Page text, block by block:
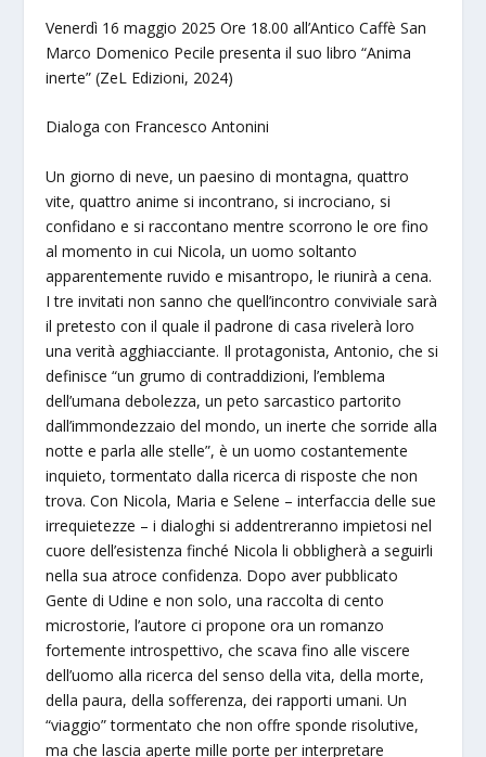
Venerdì 16 maggio 2025 Ore 18.00 all’Antico Caffè San
Marco Domenico Pecile presenta il suo libro “Anima
inerte” (ZeL Edizioni, 2024)
Dialoga con Francesco Antonini
Un giorno di neve, un paesino di montagna, quattro
vite, quattro anime si incontrano, si incrociano, si
confidano e si raccontano mentre scorrono le ore fino
al momento in cui Nicola, un uomo soltanto
apparentemente ruvido e misantropo, le riunirà a cena.
I tre invitati non sanno che quell’incontro conviviale sarà
il pretesto con il quale il padrone di casa rivelerà loro
una verità agghiacciante. Il protagonista, Antonio, che si
definisce “un grumo di contraddizioni, l’emblema
dell’umana debolezza, un peto sarcastico partorito
dall’immondezzaio del mondo, un inerte che sorride alla
notte e parla alle stelle”, è un uomo costantemente
inquieto, tormentato dalla ricerca di risposte che non
trova. Con Nicola, Maria e Selene – interfaccia delle sue
irrequietezze – i dialoghi si addentreranno impietosi nel
cuore dell’esistenza finché Nicola li obbligherà a seguirli
nella sua atroce confidenza. Dopo aver pubblicato
Gente di Udine e non solo, una raccolta di cento
microstorie, l’autore ci propone ora un romanzo
fortemente introspettivo, che scava fino alle viscere
dell’uomo alla ricerca del senso della vita, della morte,
della paura, della sofferenza, dei rapporti umani. Un
“viaggio” tormentato che non offre sponde risolutive,
ma che lascia aperte mille porte per interpretare